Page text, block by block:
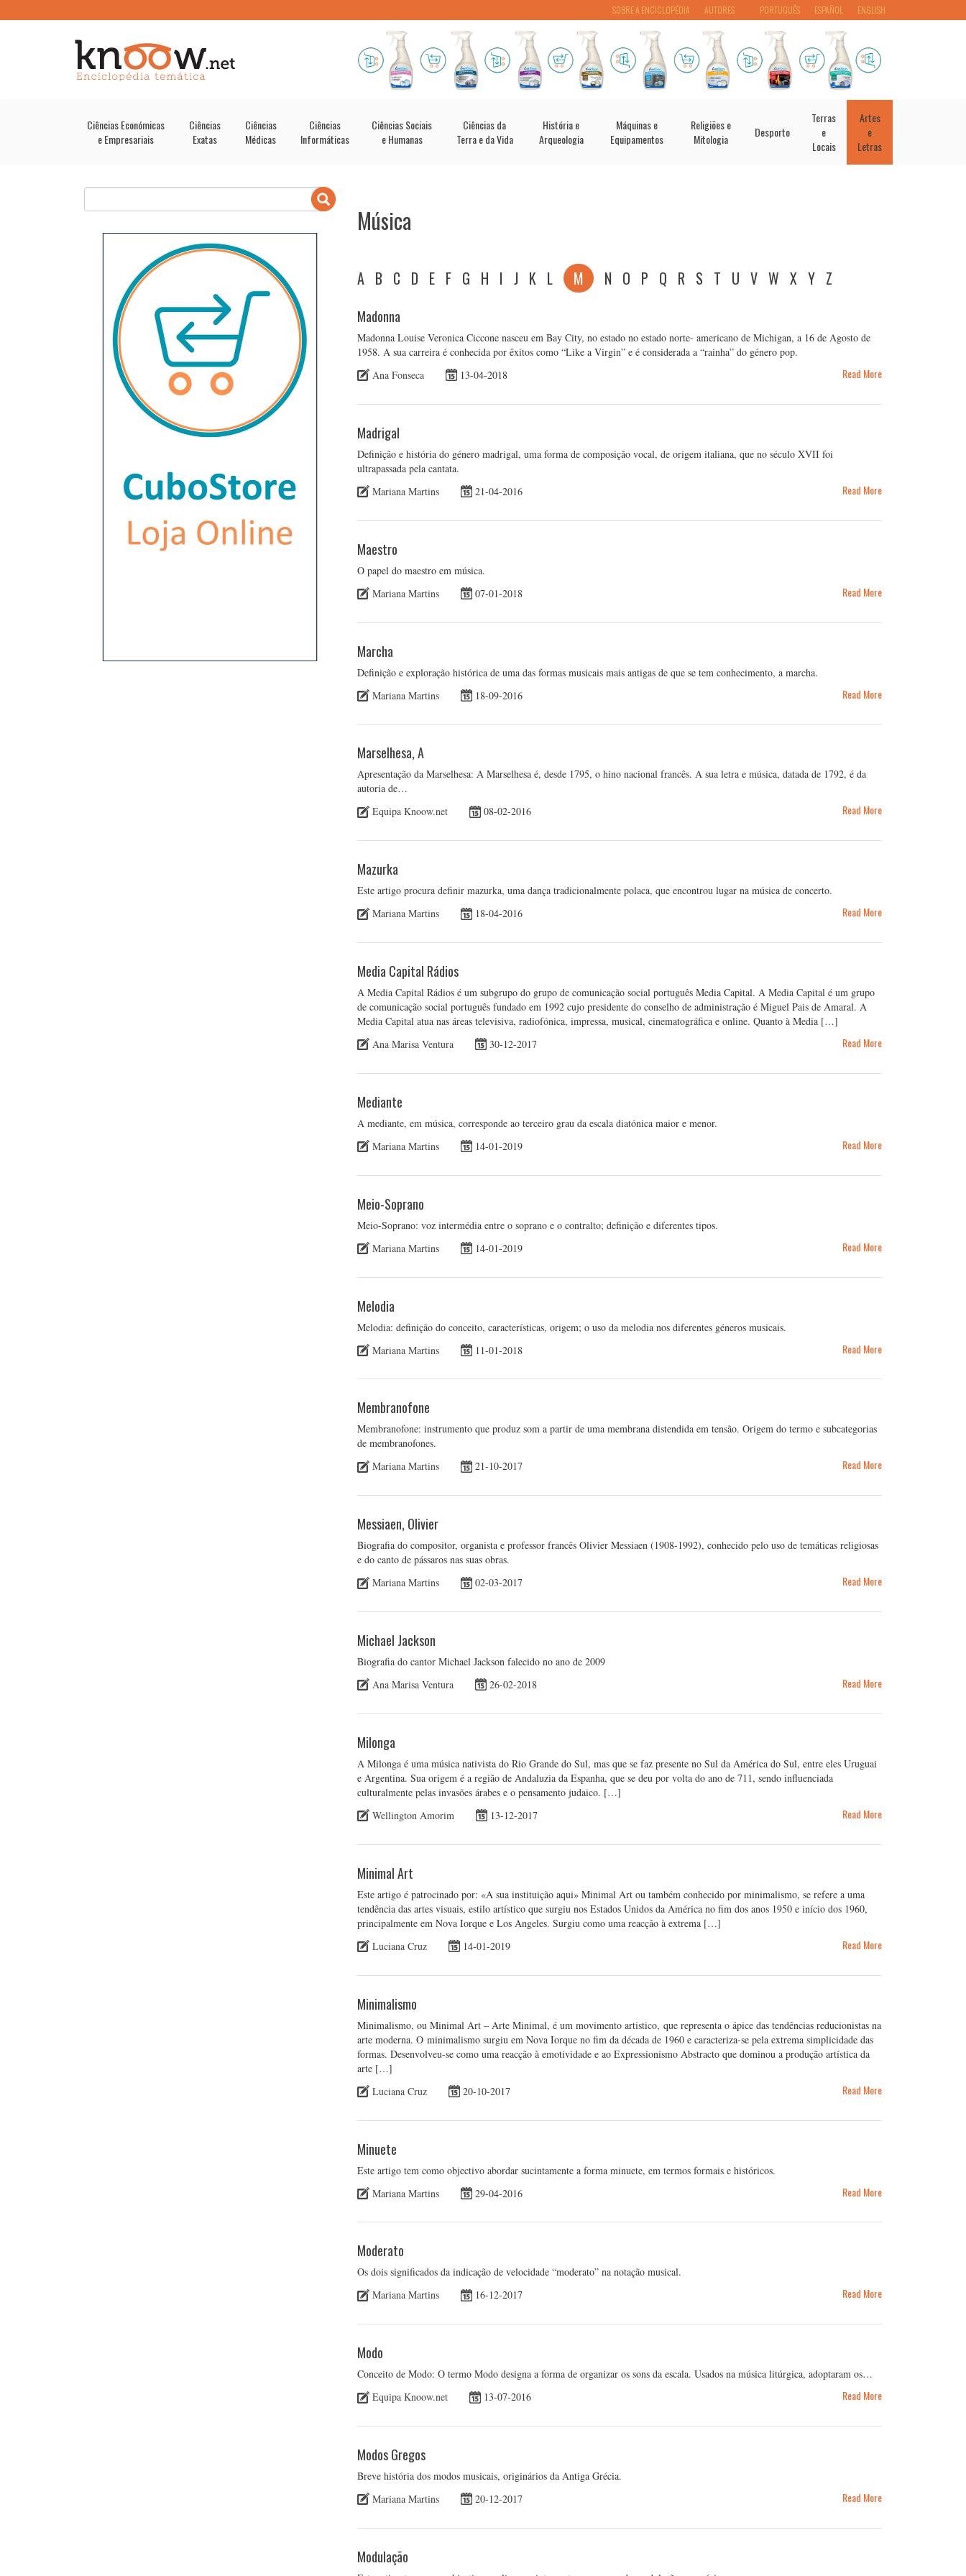
PORTUGUÊS ESPAÑOL ENGLISH
SOBRE A ENCICLOPÉDIA AUTORES
Ciências Económicas
e Empresariais
Ciências
Exatas
Ciências
Médicas
Ciências
Informáticas
Ciências Sociais
e Humanas
Ciências da
Terra e da Vida
História e
Arqueologia
Máquinas e
Equipamentos
Religiões e
Mitologia
Desporto
Terras
e
Locais
Artes
e
Letras
Música
A B C D E F G H I J K L M N O P Q R S T U V W X Y Z
Madonna
Madonna Louise Veronica Ciccone nasceu em Bay City, no estado no estado norte- americano de Michigan, a 16 de Agosto de
1958. A sua carreira é conhecida por êxitos como “Like a Virgin” e é considerada a “rainha” do género pop.
Ana Fonseca
13-04-2018 Read More
Madrigal
Definição e história do género madrigal, uma forma de composição vocal, de origem italiana, que no século XVII foi
ultrapassada pela cantata.
Mariana Martins
21-04-2016 Read More
Maestro
O papel do maestro em música.
Mariana Martins
07-01-2018 Read More
Marcha
Definição e exploração histórica de uma das formas musicais mais antigas de que se tem conhecimento, a marcha.
Mariana Martins
18-09-2016 Read More
Marselhesa, A
Apresentação da Marselhesa: A Marselhesa é, desde 1795, o hino nacional francês. A sua letra e música, datada de 1792, é da
autoria de…
Equipa Knoow.net
08-02-2016 Read More
Mazurka
Este artigo procura definir mazurka, uma dança tradicionalmente polaca, que encontrou lugar na música de concerto.
Mariana Martins
18-04-2016 Read More
Media Capital Rádios
A Media Capital Rádios é um subgrupo do grupo de comunicação social português Media Capital. A Media Capital é um grupo
de comunicação social português fundado em 1992 cujo presidente do conselho de administração é Miguel Pais de Amaral. A
Media Capital atua nas áreas televisiva, radiofónica, impressa, musical, cinematográfica e online. Quanto à Media […]
Ana Marisa Ventura
30-12-2017 Read More
Mediante
A mediante, em música, corresponde ao terceiro grau da escala diatónica maior e menor.
Mariana Martins
14-01-2019 Read More
Meio-Soprano
Meio-Soprano: voz intermédia entre o soprano e o contralto; definição e diferentes tipos.
Mariana Martins
14-01-2019 Read More
Melodia
Melodia: definição do conceito, características, origem; o uso da melodia nos diferentes géneros musicais.
Mariana Martins
11-01-2018 Read More
Membranofone
Membranofone: instrumento que produz som a partir de uma membrana distendida em tensão. Origem do termo e subcategorias
de membranofones.
Mariana Martins
21-10-2017 Read More
Messiaen, Olivier
Biografia do compositor, organista e professor francês Olivier Messiaen (1908-1992), conhecido pelo uso de temáticas religiosas
e do canto de pássaros nas suas obras.
Mariana Martins
02-03-2017 Read More
Michael Jackson
Biografia do cantor Michael Jackson falecido no ano de 2009
Ana Marisa Ventura
26-02-2018 Read More
Milonga
A Milonga é uma música nativista do Rio Grande do Sul, mas que se faz presente no Sul da América do Sul, entre eles Uruguai
e Argentina. Sua origem é a região de Andaluzia da Espanha, que se deu por volta do ano de 711, sendo influenciada
culturalmente pelas invasões árabes e o pensamento judaico. […]
Wellington Amorim
13-12-2017 Read More
Minimal Art
Este artigo é patrocinado por: «A sua instituição aqui» Minimal Art ou também conhecido por minimalismo, se refere a uma
tendência das artes visuais, estilo artístico que surgiu nos Estados Unidos da América no fim dos anos 1950 e início dos 1960,
principalmente em Nova Iorque e Los Angeles. Surgiu como uma reacção à extrema […]
Luciana Cruz
14-01-2019 Read More
Minimalismo
Minimalismo, ou Minimal Art – Arte Minimal, é um movimento artistico, que representa o ápice das tendências reducionistas na
arte moderna. O minimalismo surgiu em Nova Iorque no fim da década de 1960 e caracteriza-se pela extrema simplicidade das
formas. Desenvolveu-se como uma reacção à emotividade e ao Expressionismo Abstracto que dominou a produção artística da
arte […]
Luciana Cruz
20-10-2017 Read More
Minuete
Este artigo tem como objectivo abordar sucintamente a forma minuete, em termos formais e históricos.
Mariana Martins
29-04-2016 Read More
Moderato
Os dois significados da indicação de velocidade “moderato” na notação musical.
Mariana Martins
16-12-2017 Read More
Modo
Conceito de Modo: O termo Modo designa a forma de organizar os sons da escala. Usados na música litúrgica, adoptaram os…
Equipa Knoow.net
13-07-2016 Read More
Modos Gregos
Breve história dos modos musicais, originários da Antiga Grécia.
Mariana Martins
20-12-2017 Read More
Modulação